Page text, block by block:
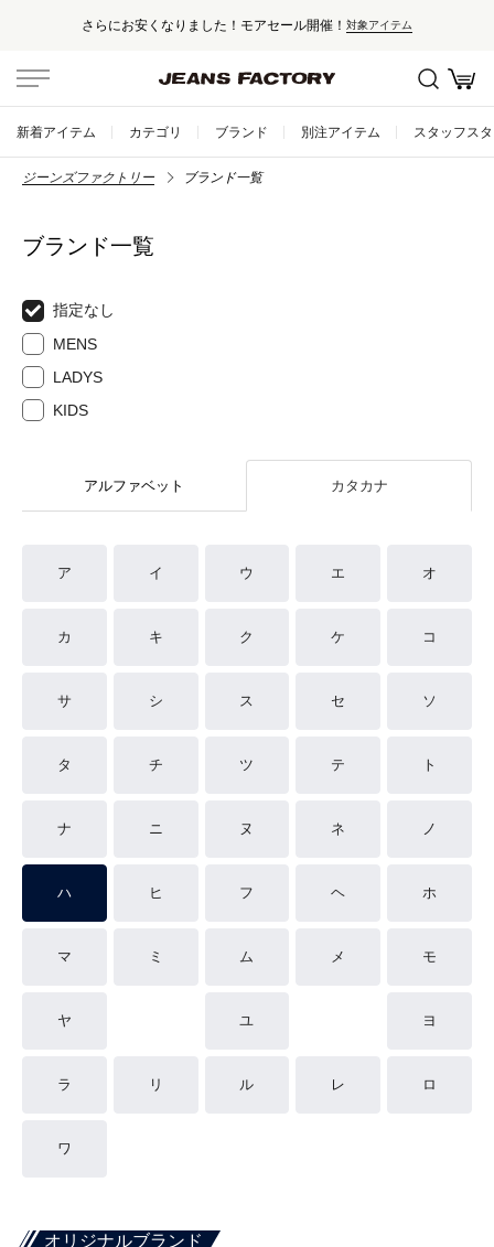
！モアセール開催！対象アイテム セール対象外ア
新着アイテム カテゴリ ブランド 別注アイテム スタッフス
ジーンズファクトリー ブランド一覧
ブランド一覧
指定なし
MENS
LADYS
KIDS
アルファベット カタカナ
ア イ ウ エ オ
カ キ ク ケ コ
サ シ ス セ ソ
タ チ ツ テ ト
ナ ニ ヌ ネ ノ
ハ ヒ フ ヘ ホ
マ ミ ム メ モ
ヤ ユ ヨ
ラ リ ル レ ロ
ワ
オリジナルブランド